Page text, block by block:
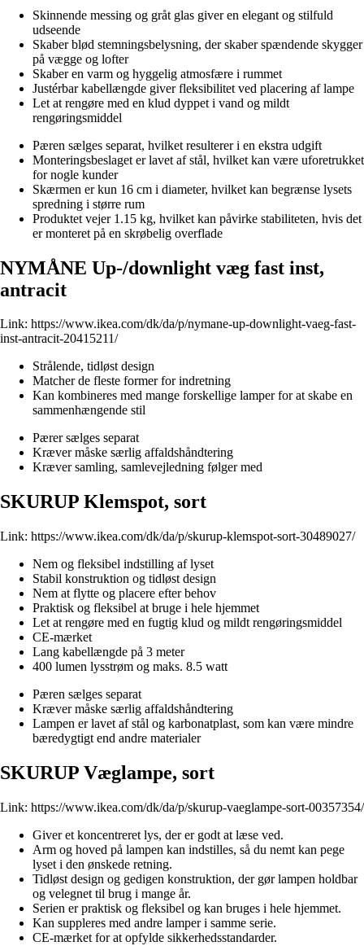
Skinnende messing og gråt glas giver en elegant og stilfuld
udseende
Skaber blød stemningsbelysning, der skaber spændende skygger
på vægge og lofter
Skaber en varm og hyggelig atmosfære i rummet
Justérbar kabellængde giver fleksibilitet ved placering af lampe
Let at rengøre med en klud dyppet i vand og mildt
rengøringsmiddel
Pæren sælges separat, hvilket resulterer i en ekstra udgift
Monteringsbeslaget er lavet af stål, hvilket kan være uforetrukket
for nogle kunder
Skærmen er kun 16 cm i diameter, hvilket kan begrænse lysets
spredning i større rum
Produktet vejer 1.15 kg, hvilket kan påvirke stabiliteten, hvis det
er monteret på en skrøbelig overflade
NYMÅNE Up-/downlight væg fast inst,
antracit
Link: https://www.ikea.com/dk/da/p/nymane-up-downlight-vaeg-fast-
inst-antracit-20415211/
Strålende, tidløst design
Matcher de fleste former for indretning
Kan kombineres med mange forskellige lamper for at skabe en
sammenhængende stil
Pærer sælges separat
Kræver måske særlig affaldshåndtering
Kræver samling, samlevejledning følger med
SKURUP Klemspot, sort
Link: https://www.ikea.com/dk/da/p/skurup-klemspot-sort-30489027/
Nem og fleksibel indstilling af lyset
Stabil konstruktion og tidløst design
Nem at flytte og placere efter behov
Praktisk og fleksibel at bruge i hele hjemmet
Let at rengøre med en fugtig klud og mildt rengøringsmiddel
CE-mærket
Lang kabellængde på 3 meter
400 lumen lysstrøm og maks. 8.5 watt
Pæren sælges separat
Kræver måske særlig affaldshåndtering
Lampen er lavet af stål og karbonatplast, som kan være mindre
bæredygtigt end andre materialer
SKURUP Væglampe, sort
Link: https://www.ikea.com/dk/da/p/skurup-vaeglampe-sort-00357354/
Giver et koncentreret lys, der er godt at læse ved.
Arm og hoved på lampen kan indstilles, så du nemt kan pege
lyset i den ønskede retning.
Tidløst design og gedigen konstruktion, der gør lampen holdbar
og velegnet til brug i mange år.
Serien er praktisk og fleksibel og kan bruges i hele hjemmet.
Kan suppleres med andre lamper i samme serie.
CE-mærket for at opfylde sikkerhedsstandarder.